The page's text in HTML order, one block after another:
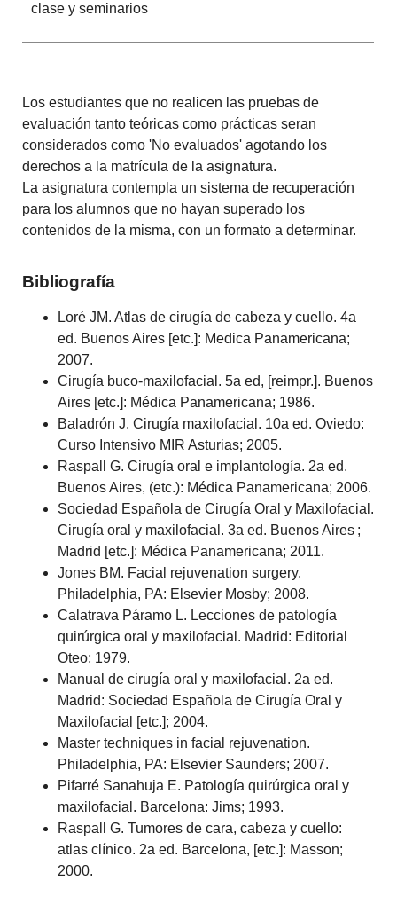
clase y seminarios
Los estudiantes que no realicen las pruebas de
evaluación tanto teóricas como prácticas seran
considerados como 'No evaluados' agotando los
derechos a la matrícula de la asignatura.
La asignatura contempla un sistema de recuperación
para los alumnos que no hayan superado los
contenidos de la misma, con un formato a determinar.
Bibliografía
Loré JM. Atlas de cirugía de cabeza y cuello. 4a
ed. Buenos Aires [etc.]: Medica Panamericana;
2007.
Cirugía buco-maxilofacial. 5a ed, [reimpr.]. Buenos
Aires [etc.]: Médica Panamericana; 1986.
Baladrón J. Cirugía maxilofacial. 10a ed. Oviedo:
Curso Intensivo MIR Asturias; 2005.
Raspall G. Cirugía oral e implantología. 2a ed.
Buenos Aires, (etc.): Médica Panamericana; 2006.
Sociedad Española de Cirugía Oral y Maxilofacial.
Cirugía oral y maxilofacial. 3a ed. Buenos Aires ;
Madrid [etc.]: Médica Panamericana; 2011.
Jones BM. Facial rejuvenation surgery.
Philadelphia, PA: Elsevier Mosby; 2008.
Calatrava Páramo L. Lecciones de patología
quirúrgica oral y maxilofacial. Madrid: Editorial
Oteo; 1979.
Manual de cirugía oral y maxilofacial. 2a ed.
Madrid: Sociedad Española de Cirugía Oral y
Maxilofacial [etc.]; 2004.
Master techniques in facial rejuvenation.
Philadelphia, PA: Elsevier Saunders; 2007.
Pifarré Sanahuja E. Patología quirúrgica oral y
maxilofacial. Barcelona: Jims; 1993.
Raspall G. Tumores de cara, cabeza y cuello:
atlas clínico. 2a ed. Barcelona, [etc.]: Masson;
2000.